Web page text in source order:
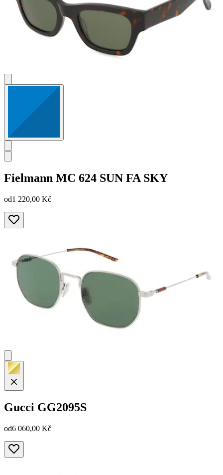
Fielmann MC 624 SUN FA SKY
od1 220,00 Kč
Gucci GG2095S
od6 060,00 Kč